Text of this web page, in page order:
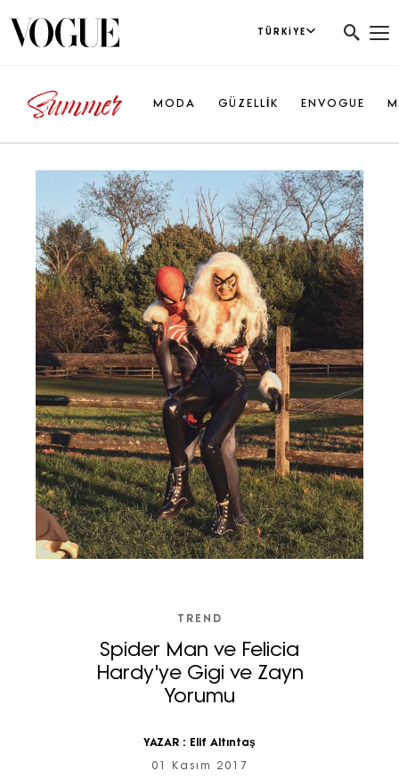
TÜRKIYE
MODA GÜZELLİK ENVOGUE
TREND
Spider Man ve Felicia
Hardy'ye Gigi ve Zayn
Yorumu
YAZAR : Elif Altıntaş
01 Kasım 2017